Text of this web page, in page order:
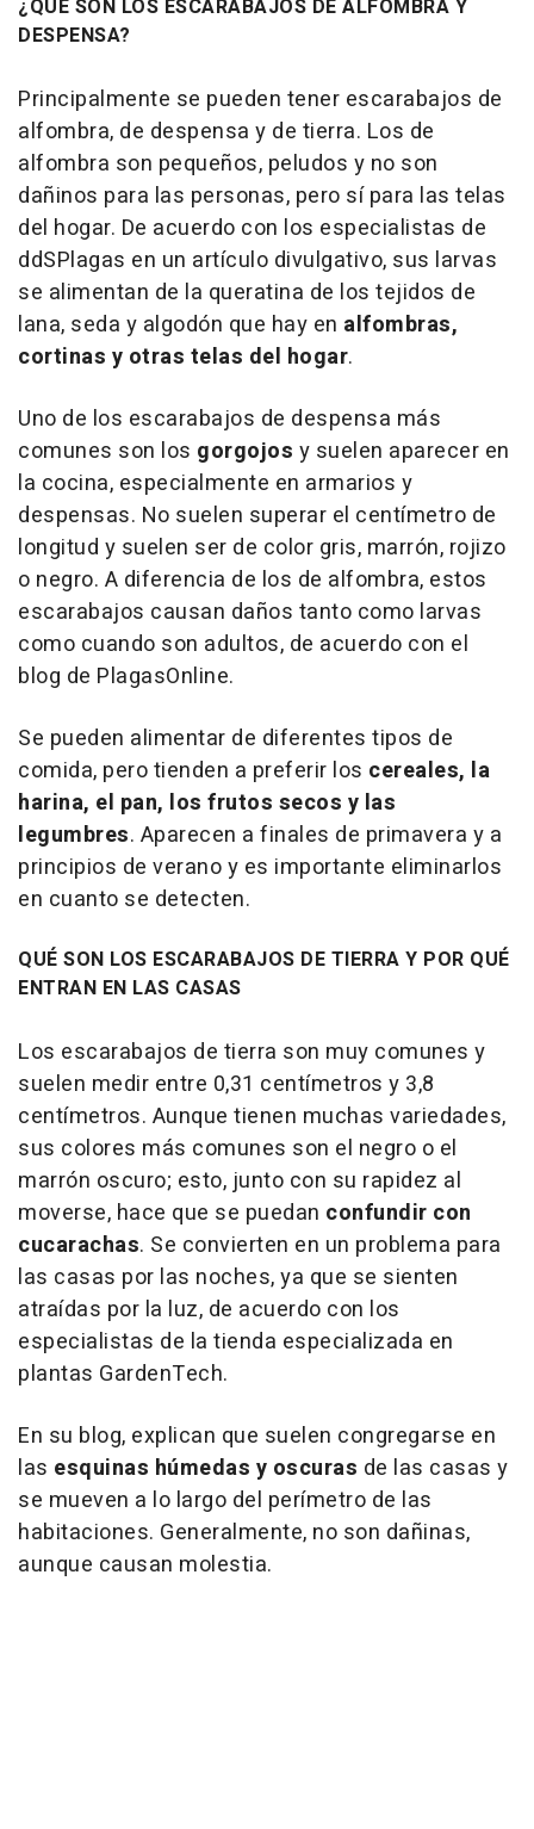
¿QUÉ SON LOS ESCARABAJOS DE ALFOMBRA Y
DESPENSA?
Principalmente se pueden tener escarabajos de
alfombra, de despensa y de tierra. Los de
alfombra son pequeños, peludos y no son
dañinos para las personas, pero sí para las telas
del hogar. De acuerdo con los especialistas de
ddSPlagas en un artículo divulgativo, sus larvas
se alimentan de la queratina de los tejidos de
lana, seda y algodón que hay en alfombras,
cortinas y otras telas del hogar.
Uno de los escarabajos de despensa más
comunes son los gorgojos y suelen aparecer en
la cocina, especialmente en armarios y
despensas. No suelen superar el centímetro de
longitud y suelen ser de color gris, marrón, rojizo
o negro. A diferencia de los de alfombra, estos
escarabajos causan daños tanto como larvas
como cuando son adultos, de acuerdo con el
blog de PlagasOnline.
Se pueden alimentar de diferentes tipos de
comida, pero tienden a preferir los cereales, la
harina, el pan, los frutos secos y las
legumbres. Aparecen a finales de primavera y a
principios de verano y es importante eliminarlos
en cuanto se detecten.
QUÉ SON LOS ESCARABAJOS DE TIERRA Y POR QUÉ
ENTRAN EN LAS CASAS
Los escarabajos de tierra son muy comunes y
suelen medir entre 0,31 centímetros y 3,8
centímetros. Aunque tienen muchas variedades,
sus colores más comunes son el negro o el
marrón oscuro; esto, junto con su rapidez al
moverse, hace que se puedan confundir con
cucarachas. Se convierten en un problema para
las casas por las noches, ya que se sienten
atraídas por la luz, de acuerdo con los
especialistas de la tienda especializada en
plantas GardenTech.
En su blog, explican que suelen congregarse en
las esquinas húmedas y oscuras de las casas y
se mueven a lo largo del perímetro de las
habitaciones. Generalmente, no son dañinas,
aunque causan molestia.